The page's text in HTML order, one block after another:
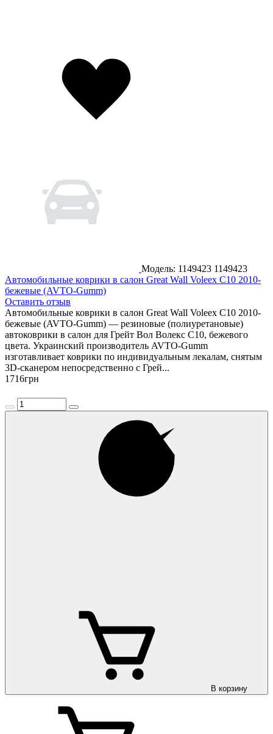
Модель: 1149423 1149423
Автомобильные коврики в салон Great Wall Voleex C10 2010-
бежевые (AVTO-Gumm)
Оставить отзыв
Автомобильные коврики в салон Great Wall Voleex C10 2010-
бежевые (AVTO-Gumm) — резиновые (полиуретановые)
автоковрики в салон для Грейт Вол Волекс С10, бежевого
цвета. Украинский производитель AVTO-Gumm
изготавливает коврики по индивидуальным лекалам, снятым
3D-сканером непосредственно с Грей...
1716грн
В корзину